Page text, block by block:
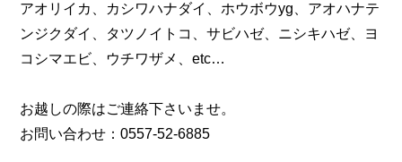
アオリイカ、カシワハナダイ、ホウボウyg、アオハナテ
ンジクダイ、タツノイトコ、サビハゼ、ニシキハゼ、ヨ
コシマエビ、ウチワザメ、etc…
お越しの際はご連絡下さいませ。
お問い合わせ：0557-52-6885